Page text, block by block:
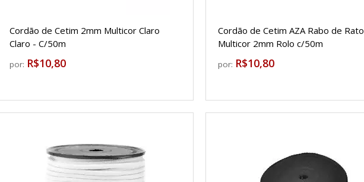
Cordão de Cetim 2mm Multicor Claro
Claro - C/50m
por: R$10,80
Cordão de Cetim AZA Rabo de Rato
Multicor 2mm Rolo c/50m
por: R$10,80